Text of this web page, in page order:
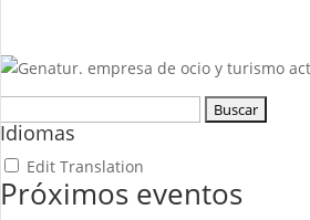
Idiomas
Edit Translation
Próximos eventos